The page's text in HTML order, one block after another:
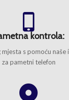
kontrola:
s pomoću
za pametni telefon